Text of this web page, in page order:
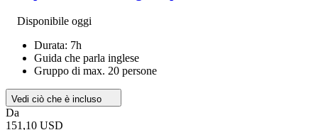
Disponibile oggi
Durata: 7h
Guida che parla inglese
Gruppo di max. 20 persone
Vedi ciò che è incluso
Da
151,10 USD